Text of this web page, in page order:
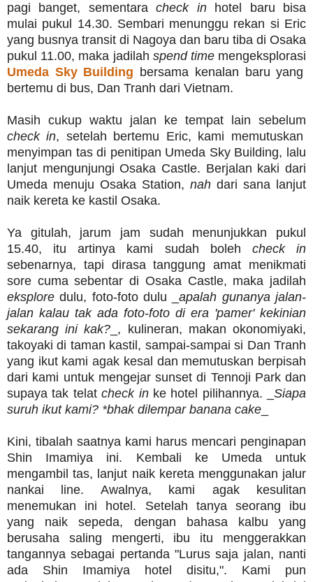
pagi banget, sementaracheck inhotel baru bisa
mulai pukul 14.30. Sembari menunggu rekan si Eric
yang busnya transit di Nagoya dan baru tiba di Osaka
pukul 11.00, maka jadilah spend timemengeksplorasi
Umeda Sky Building bersama kenalan baru yang
bertemu di bus, Dan Tranh dari Vietnam.
Masih cukup waktu jalan ke tempat lain sebelum
check in, setelah bertemu Eric, kami memutuskan
menyimpan tas di penitipan Umeda Sky Building, lalu
lanjut mengunjungi Osaka Castle. Berjalan kaki dari
Umeda menuju Osaka Station, nah dari sana lanjut
naik kereta ke kastil Osaka.
Ya gitulah, jarum jam sudah menunjukkan pukul
15.40, itu artinya kami sudah boleh check in
sebenarnya, tapi dirasa tanggung amat menikmati
sore cuma sebentar di Osaka Castle, maka jadilah
eksplore dulu, foto-foto dulu _apalah gunanya jalan-
jalan kalau tak ada foto-foto di era 'pamer' kekinian
sekarang ini kak? _, kulineran, makan okonomiyaki,
takoyaki di taman kastil, sampai-sampai si Dan Tranh
yang ikut kami agak kesal dan memutuskan berpisah
dari kami untuk mengejar sunset di Tennoji Park dan
supaya tak telatcheck inke hotel pilihannya. _ Siapa
suruh ikut kami? *bhak dilempar banana cake
Kini, tibalah saatnya kami harus mencari penginapan
Shin Imamiya ini. Kembali ke Umeda untuk
mengambil tas, lanjut naik kereta menggunakan jalur
nankai line. Awalnya, kami agak kesulitan
menemukan ini hotel. Setelah tanya seorang ibu
yang naik sepeda, dengan bahasa kalbu yang
berusaha saling mengerti, ibu itu menggerakkan
tangannya sebagai pertanda "Lurus saja jalan, nanti
ada Shin Imamiya hotel disitu,". Kami pun